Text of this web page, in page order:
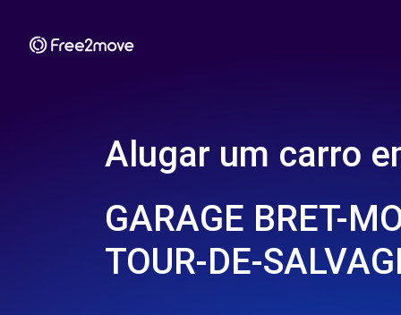
Alugar um carro
GARAGE BRET-
TOUR-DE-